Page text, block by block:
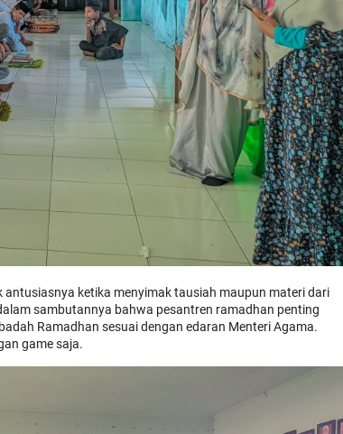
ketika menyimak tausiah maupun materi dari
sambutannya bahwa pesantren ramadhan penting
Ramadhan sesuai dengan edaran Menteri Agama.
game saja.